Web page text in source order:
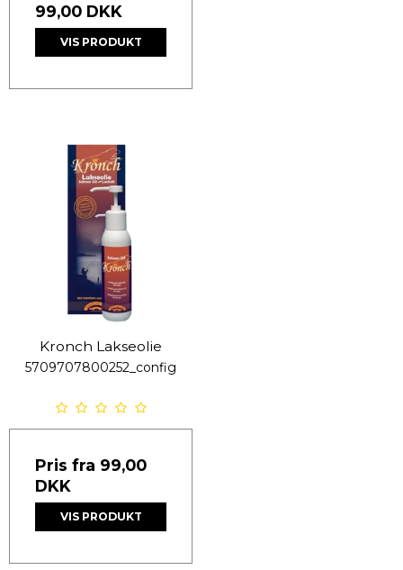
99,00 DKK
VIS PRODUKT
Kronch Lakseolie
5709707800252_config
Pris fra 99,00
DKK
VIS PRODUKT